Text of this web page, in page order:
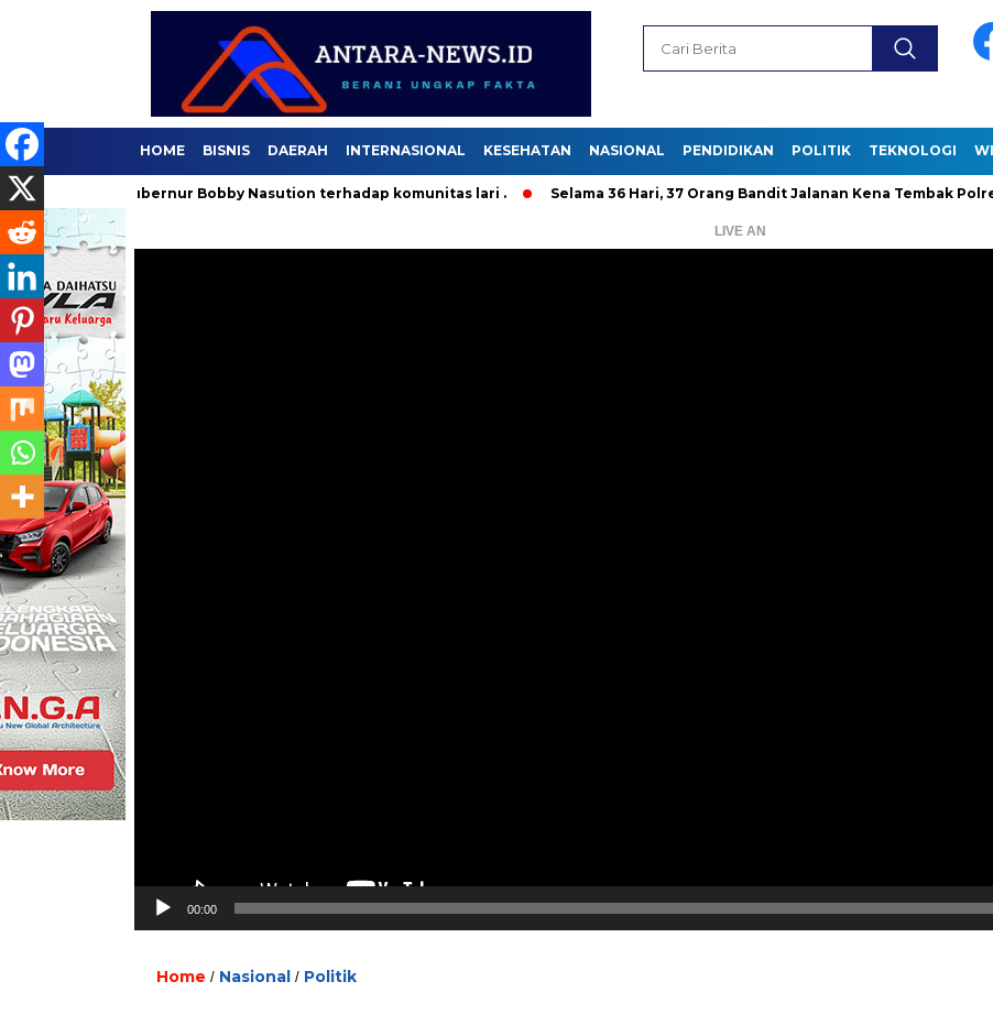
HOME BISNIS DAERAH INTERNASIONAL KESEHATAN NASIONAL PENDIDIKAN POLITIK TEKNOLOGI
Gubernur Bobby Nasution terhadap komunitas lari . Selama 36 Hari, 37 Orang Bandit Jalanan Kena Tembak Polrestabes
LIVE AN
00:00
Home / Nasional / Politik